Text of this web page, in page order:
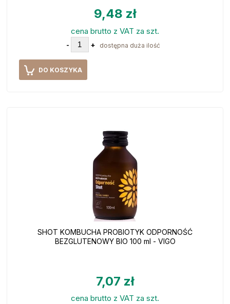
9,48 zł
cena brutto z VAT za szt.
- + dostępna duża ilość
DO KOSZYKA
SHOT KOMBUCHA PROBIOTYK ODPORNOŚĆ
BEZGLUTENOWY BIO 100 ml - VIGO
7,07 zł
cena brutto z VAT za szt.